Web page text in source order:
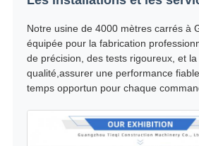
Notre usine de 4000 mètres carrés à
équipée pour la fabrication
de précision, des tests rigoureux, et
qualité,assurer une performance
temps opportun pour chaque